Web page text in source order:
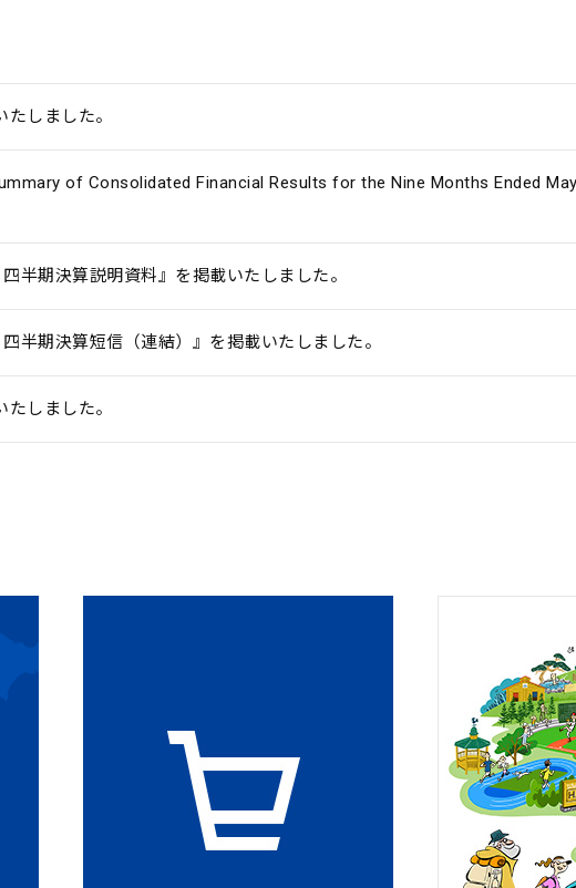
しました。
of Consolidated Financial Results for the Nine Months Ended
半期決算説明資料』を掲載いたしました。
半期決算短信（連結）』を掲載いたしました。
しました。